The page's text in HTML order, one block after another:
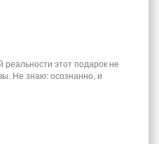
этот подарок не
Не знаю: осознанно, и